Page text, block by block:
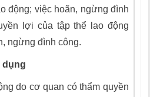
động; việc hoãn, ngừng đình
lợi của tập thể
lao động
ngừng đình công.
do cơ quan có thẩm quyền